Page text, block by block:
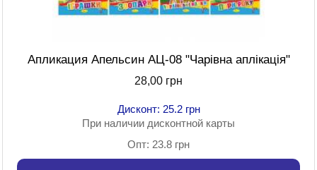
Апликация Апельсин АЦ-08 "Чарівна аплікація"
28,00 грн
Дисконт: 25.2 грн
При наличии дисконтной карты
Опт: 23.8 грн